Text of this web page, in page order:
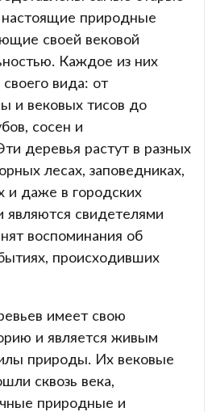
природные
своей вековой
Каждое из них
вида: от
и вековых тисов до
сосен и
деревья растут в разных
лесах, заповедниках,
и даже в городских
являются свидетелями
воспоминания об
происходивших
имеет свою
и является живым
природы. Их вековые
сквозь века,
природные и